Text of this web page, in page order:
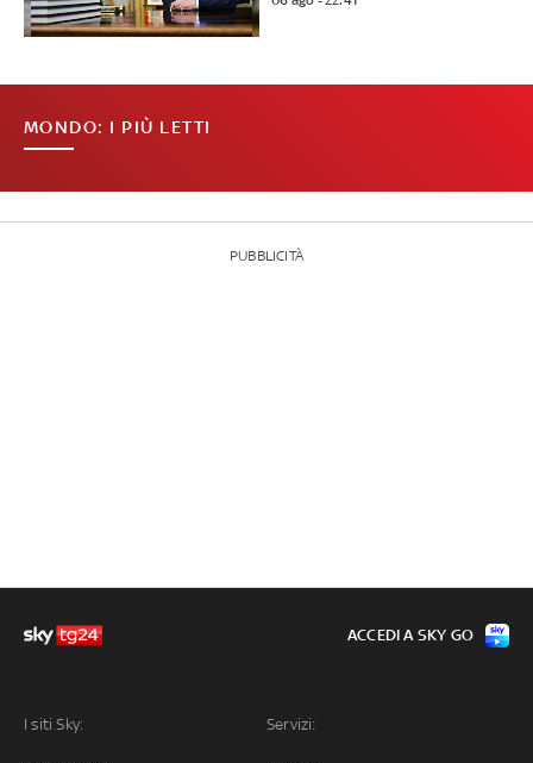
MONDO: I PIÙ LETTI
PUBBLICITÀ
I siti Sky: Servizi:
ACCEDI A SKY GO